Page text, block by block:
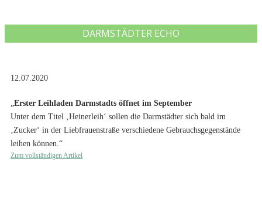
DARMSTÄDTER ECHO
12.07.2020
Erster Leihladen Darmstadts öffnet im September
Unter dem Titel ‚Heinerleih‘ sollen die Darmstädter sich bald im
‚Zucker‘ in der Liebfrauenstraße verschiedene Gebrauchsgegenstände
leihen können.“
Zum vollständigen Artikel